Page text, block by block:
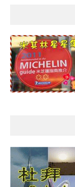
類